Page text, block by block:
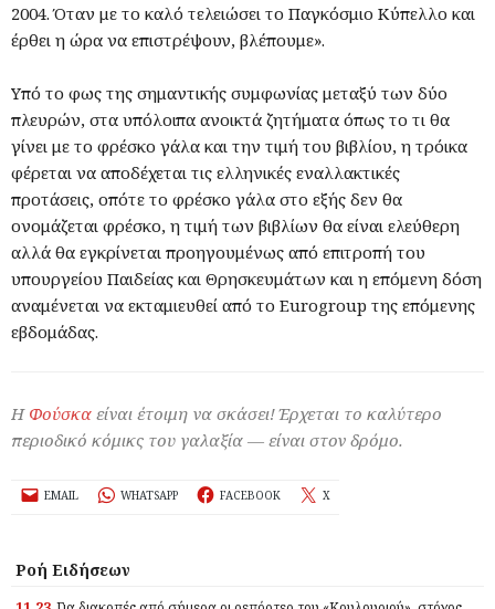
2004. Όταν με το καλό τελειώσει το Παγκόσμιο Κύπελλο και
έρθει η ώρα να επιστρέψουν, βλέπουμε».
Υπό το φως της σημαντικής συμφωνίας μεταξύ των δύο
πλευρών, στα υπόλοιπα ανοικτά ζητήματα όπως το τι θα
γίνει με το φρέσκο γάλα και την τιμή του βιβλίου, η τρόικα
φέρεται να αποδέχεται τις ελληνικές εναλλακτικές
προτάσεις, οπότε το φρέσκο γάλα στο εξής δεν θα
ονομάζεται φρέσκο, η τιμή των βιβλίων θα είναι ελεύθερη
αλλά θα εγκρίνεται προηγουμένως από επιτροπή του
υπουργείου Παιδείας και Θρησκευμάτων και η επόμενη δόση
αναμένεται να εκταμιευθεί από το Eurogroup της επόμενης
εβδομάδας.
Η Φούσκα είναι έτοιμη να σκάσει! Έρχεται το καλύτερο
περιοδικό κόμικς του γαλαξία — είναι στον δρόμο.
EMAIL WHATSAPP FACEBOOK X
Ροή Ειδήσεων